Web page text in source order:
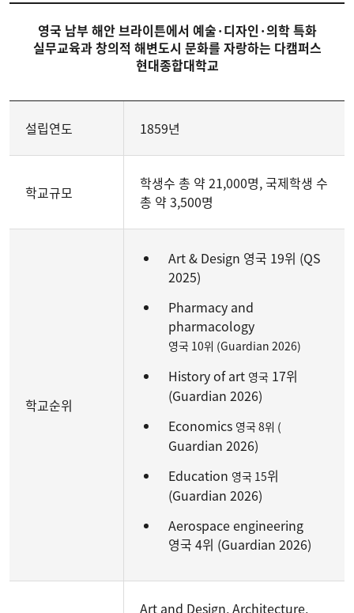
영국 남부 해안 브라이튼에서 예술·디자인·의학 특화
실무교육과 창의적 해변도시 문화를 자랑하는 다캠퍼스
현대종합대학교
설립연도 1859년
학교규모
학생수 총 약 21,000명, 국제학생 수
총 약 3,500명
학교순위
Art & Design 영국 19위 (QS
2025)
Pharmacy and
pharmacology
영국 10위 (Guardian 2026)
History of art 영국 17위
(Guardian 2026)
Economics 영국 8위 (
Guardian 2026)
Education 영국 15위
(Guardian 2026)
Aerospace engineering
영국 4위 (Guardian 2026)
Art and Design, Architecture,